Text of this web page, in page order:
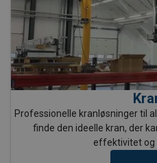
Professionelle kranløsninger til
finde den ideelle kran, der
effektivitet og